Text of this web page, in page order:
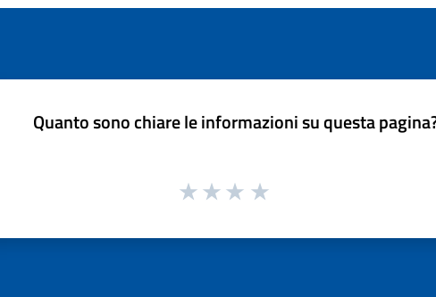
Quanto sono chiare le informazioni su questa